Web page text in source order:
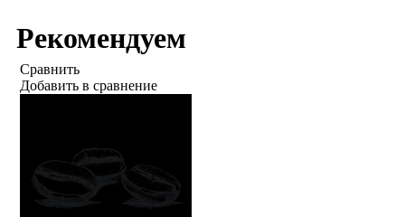
Рекомендуем
Сравнить
Добавить в сравнение